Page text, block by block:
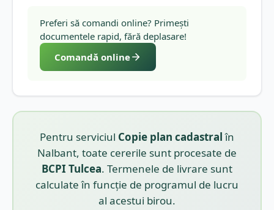
Preferi să comandi online? Primești
documentele rapid, fără deplasare!
Comandă online
Pentru serviciul Copie plan cadastralîn
Nalbant, toate cererile sunt procesate de
BCPI Tulcea. Termenele de livrare sunt
calculate în funcție de programul de lucru
al acestui birou.